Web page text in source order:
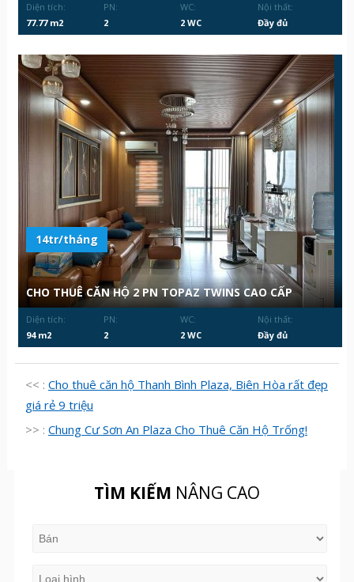
Diện tích:
77.77 m2
PN:
2
WC:
2 WC
Nội thất:
Đầy đủ
14tr/tháng
CHO THUÊ CĂN HỘ 2 PN TOPAZ TWINS CAO CẤP
Diện tích:
94 m2
PN:
2
WC:
2 WC
Nội thất:
Đầy đủ
<< : Cho thuê căn hộ Thanh Bình Plaza, Biên Hòa rất đẹp
giá rẻ 9 triệu
>> : Chung Cư Sơn An Plaza Cho Thuê Căn Hộ Trống!
TÌM KIẾM NÂNG CAO